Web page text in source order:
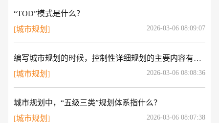
“TOD”模式是什么？
[城市规划]
2026-03-06 08:09:07
编写城市规划的时候，控制性详细规划的主要内容有哪几个方面？
[城市规划]
2026-03-06 08:08:36
城市规划中，“五级三类”规划体系指什么？
[城市规划]
2026-03-06 08:07:38